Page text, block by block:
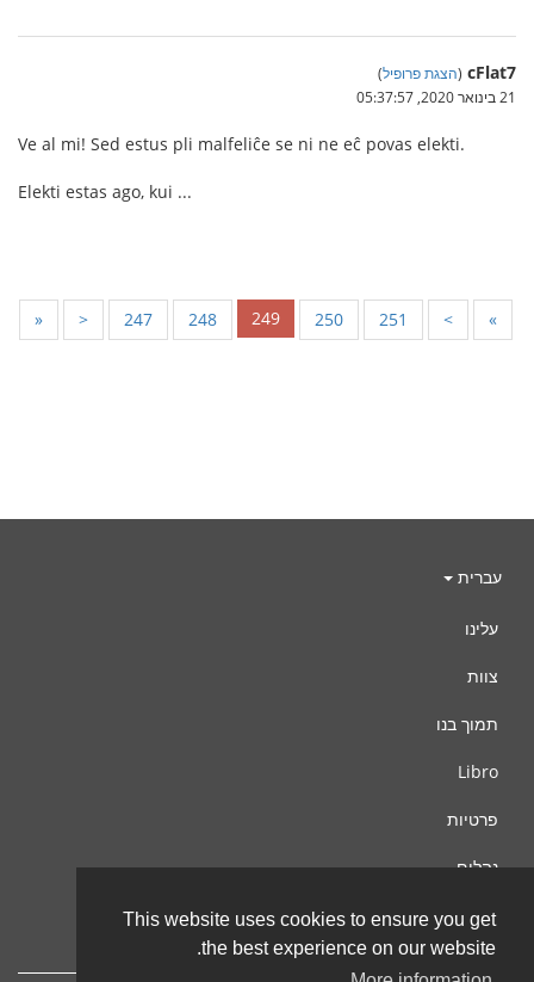
This website uses cookies to ensure you get
the best experience on our website.
cFlat7
(הצגת פרופיל)
21 בינואר 2020, 05:37:57
Ve al mi! Sed estus pli malfeliĉe se ni ne eĉ povas elekti.
Elekti estas ago, kui ...
« < 247 248 249 250 251 > »
עברית
עלינו
צוות
תמוך בנו
Libro
פרטיות
נהלים
צור קשר